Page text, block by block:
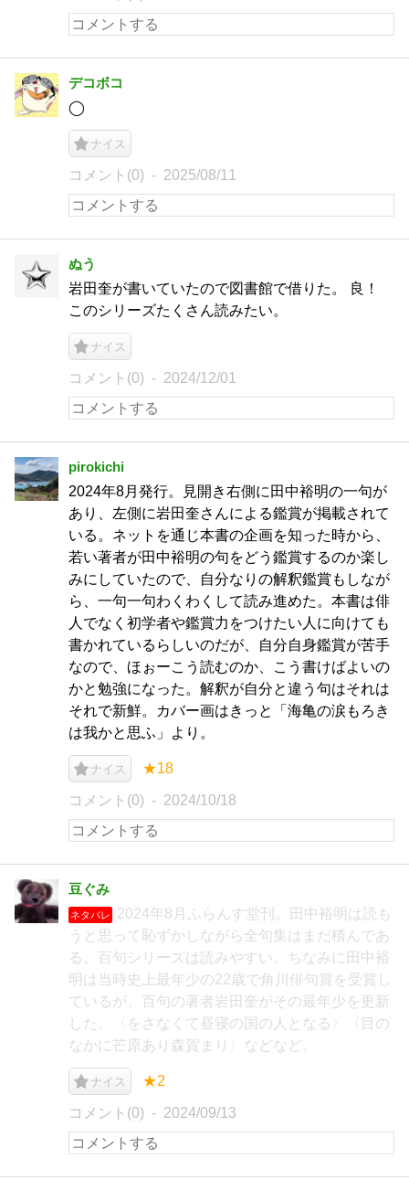
デコボコ
◯
ナイス
コメント(0) 2025/08/11
ぬう
岩田奎が書いていたので図書館で借りた。 良！
このシリーズたくさん読みたい。
ナイス
コメント(0) 2024/12/01
pirokichi
2024年8月発行。見開き右側に田中裕明の一句が
あり、左側に岩田奎さんによる鑑賞が掲載されて
いる。ネットを通じ本書の企画を知った時から、
若い著者が田中裕明の句をどう鑑賞するのか楽し
みにしていたので、自分なりの解釈鑑賞もしなが
ら、一句一句わくわくして読み進めた。本書は俳
人でなく初学者や鑑賞力をつけたい人に向けても
書かれているらしいのだが、自分自身鑑賞が苦手
なので、ほぉーこう読むのか、こう書けばよいの
かと勉強になった。解釈が自分と違う句はそれは
それで新鮮。カバー画はきっと「海亀の涙もろき
は我かと思ふ」より。
ナイス ★18
コメント(0) 2024/10/18
豆ぐみ
ネタバレ
2024年8月ふらんす堂刊。田中裕明は読も
うと思って恥ずかしながら全句集はまだ積んであ
る。百句シリーズは読みやすい。ちなみに田中裕
明は当時史上最年少の22歳で角川俳句賞を受賞し
ているが、百句の著者岩田奎がその最年少を更新
した。〈をさなくて昼寝の国の人となる〉〈目の
なかに芒原あり森賀まり〉などなど。
ナイス ★2
コメント(0) 2024/09/13